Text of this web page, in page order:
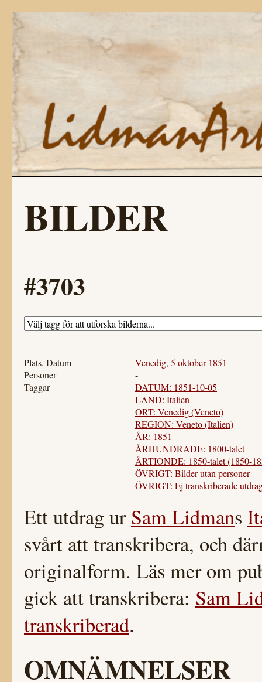
BILDER
#3703
Plats, Datum Venedig, 5 oktober 1851
Personer
-
Taggar
DATUM: 1851-10-05
LAND: Italien
ORT: Venedig (Veneto)
REGION: Veneto (Italien)
ÅR: 1851
ÅRHUNDRADE: 1800-talet
ÅRTIONDE: 1850-talet (1850-
ÖVRIGT: Bilder utan personer
ÖVRIGT: Ej transkriberade
Ett utdrag urSam Lidmans
svårt att transkribera, och
originalform. Läs mer om
gick att transkribera: Sam
transkriberad.
OMNÄMNELSER